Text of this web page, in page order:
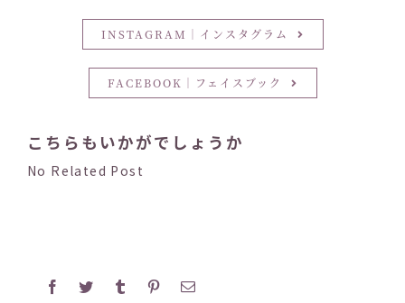
INSTAGRAM｜インスタグラム
FACEBOOK｜フェイスブック
こちらもいかがでしょうか
No Related Post
Facebook
TwitterTumblrPinterest